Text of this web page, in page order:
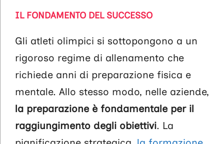
IL FONDAMENTO DEL SUCCESSO
Gli atleti olimpici si sottopongono a un
rigoroso regime di allenamento che
richiede anni di preparazione fisica e
mentale. Allo stesso modo, nelle aziende,
la preparazione è fondamentale per il
raggiungimento degli obiettivi. La